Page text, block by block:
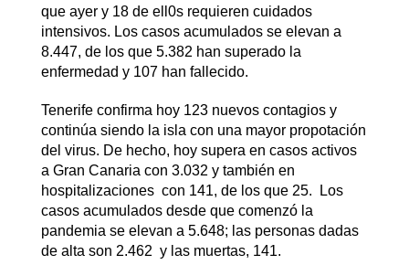
que ayer y 18 de ell0s requieren cuidados
intensivos. Los casos acumulados se elevan a
8.447, de los que 5.382 han superado la
enfermedad y 107 han fallecido.
Tenerife confirma hoy 123 nuevos contagios y
continúa siendo la isla con una mayor propotación
del virus. De hecho, hoy supera en casos activos
a Gran Canaria con 3.032 y también en
hospitalizaciones con 141, de los que 25. Los
casos acumulados desde que comenzó la
pandemia se elevan a 5.648; las personas dadas
de alta son 2.462 y las muertas, 141.